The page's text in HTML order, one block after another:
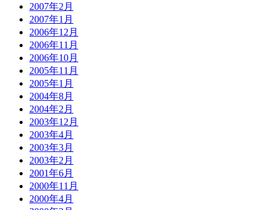
2007年2月
2007年1月
2006年12月
2006年11月
2006年10月
2005年11月
2005年1月
2004年8月
2004年2月
2003年12月
2003年4月
2003年3月
2003年2月
2001年6月
2000年11月
2000年4月